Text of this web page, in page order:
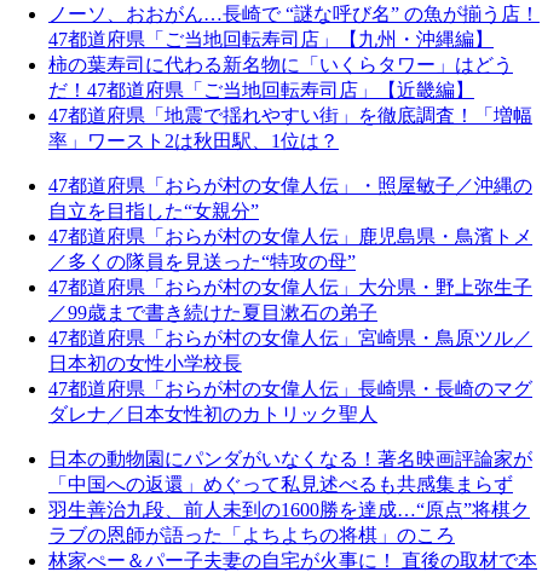
ノーソ、おおがん…長崎で “謎な呼び名” の魚が揃う店！
47都道府県「ご当地回転寿司店」【九州・沖縄編】
柿の葉寿司に代わる新名物に「いくらタワー」はどう
だ！47都道府県「ご当地回転寿司店」【近畿編】
47都道府県「地震で揺れやすい街」を徹底調査！「増幅
率」ワースト2は秋田駅、1位は？
47都道府県「おらが村の女偉人伝」・照屋敏子／沖縄の
自立を目指した“女親分”
47都道府県「おらが村の女偉人伝」鹿児島県・鳥濱トメ
／多くの隊員を見送った“特攻の母”
47都道府県「おらが村の女偉人伝」大分県・野上弥生子
／99歳まで書き続けた夏目漱石の弟子
47都道府県「おらが村の女偉人伝」宮崎県・鳥原ツル／
日本初の女性小学校長
47都道府県「おらが村の女偉人伝」長崎県・長崎のマグ
ダレナ／日本女性初のカトリック聖人
日本の動物園にパンダがいなくなる！著名映画評論家が
「中国への返還」めぐって私見述べるも共感集まらず
羽生善治九段、前人未到の1600勝を達成…“原点”将棋ク
ラブの恩師が語った「よちよちの将棋」のころ
林家ぺー＆パー子夫妻の自宅が火事に！ 直後の取材で本